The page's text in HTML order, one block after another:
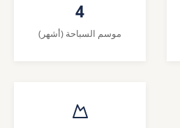
4
موسم السباحة (أشهر)